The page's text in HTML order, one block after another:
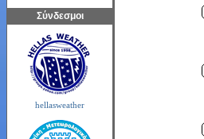
Σύνδεσμοι
hellasweather